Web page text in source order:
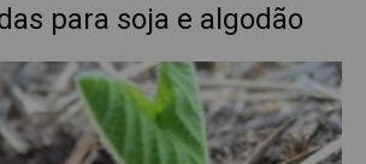
para soja e algodão